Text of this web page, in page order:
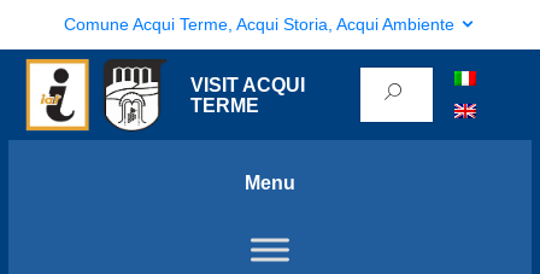
Comune Acqui Terme, Acqui Storia, Acqui Ambiente
VISIT ACQUI
TERME
Menu